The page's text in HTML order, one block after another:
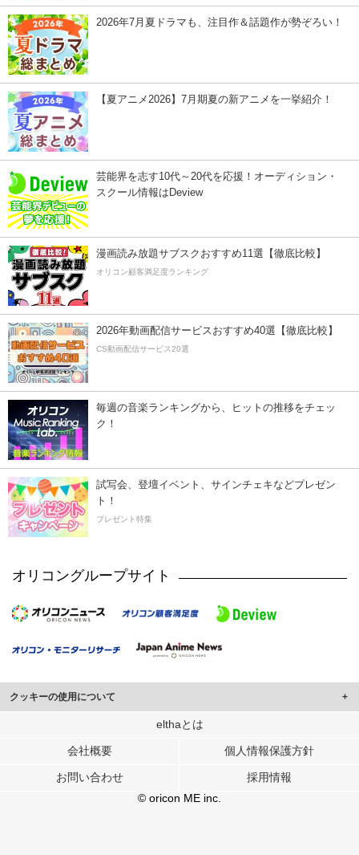
2026年7月夏ドラマも、注目作＆話題作が勢ぞろい！
【夏アニメ2026】7月期夏の新アニメを一挙紹介！
芸能界を志す10代～20代を応援！オーディション・
スクール情報はDeview
漫画読み放題サブスクおすすめ11選【徹底比較】
オリコン顧客満足度ランキング
2026年動画配信サービスおすすめ40選【徹底比較】
CS動画配信サービス20選
毎週の音楽ランキングから、ヒットの推移をチェッ
ク！
試写会、登壇イベント、サインチェキなどプレゼン
ト！
プレゼント特集
オリコングループサイト
クッキーの使用について
このサイトでは Cookie を使用して、ユーザーに合わせたコンテンツや広告の
行っています。
メディアや広告配信、データ解析の各パートナーに提供しています。
各パートナーは、この情報とユーザーが各パートナーに提供した他の情報や、
ユーザーが各パートナーのサービスを使用したときに収集した他の情報を組み
elthaとは
会社概要 個人情報保護方針
お問い合わせ
採用情報
© oricon ME inc.